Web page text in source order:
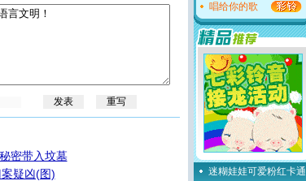
密带入坟墓
疑凶(图)
唱给你的歌
迷糊娃娃可爱粉红卡通